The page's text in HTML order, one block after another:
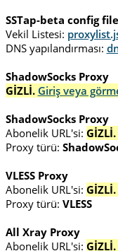
SSTap-beta config
Vekil Listesi:
DNS yapılandırması:
ShadowSocks Proxy
GİZLİ. Giriş veya
ShadowSocks Proxy
Abonelik URL'si: GİZLİ.
Proxy türü:
VLESS Proxy
Abonelik URL'si: GİZLİ.
Proxy türü: VLESS
All Xray Proxy
Abonelik URL'si: GİZLİ.